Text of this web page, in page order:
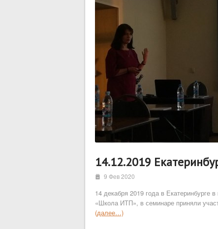
14.12.2019
i 9 Фев 2020
14 декабря 2019 года в Екатеринбурге
«Школа ИТП», в семинаре приняли
(далее…)